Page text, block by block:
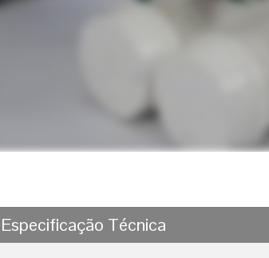
Especificação Técnica